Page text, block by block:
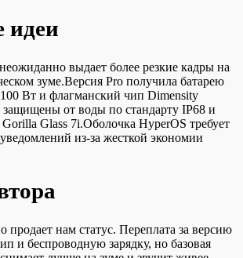
идеи
выдает более резкие кадры на
зуме.Версия Pro получила батарею
Вт и флагманский чип Dimensity
от воды по стандарту IP68 и
Glass 7i.Оболочка HyperOS требует
из-за жесткой экономии
продает нам статус. Переплата за версию
и беспроводную зарядку, но базовая